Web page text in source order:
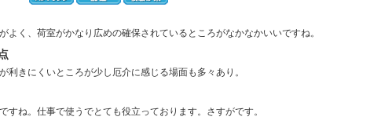
よく、荷室がかなり広めの確保されているところがなかなかいいですね。
利きにくいところが少し厄介に感じる場面も多々あり。
すね。仕事で使うでとても役立っております。さすがです。